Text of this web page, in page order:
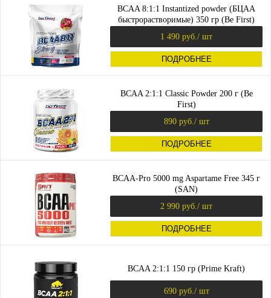
BCAA 8:1:1 Instantized powder (БЦАА
быстрорастворимые) 350 гр (Be First)
1 490 руб. / шт
ПОДРОБНЕЕ
BCAA 2:1:1 Classic Powder 200 г (Be
First)
890 руб. / шт
ПОДРОБНЕЕ
BCAA-Pro 5000 mg Aspartame Free 345 г
(SAN)
2 990 руб. / шт
ПОДРОБНЕЕ
BCAA 2:1:1 150 гр (Prime Kraft)
690 руб. / шт